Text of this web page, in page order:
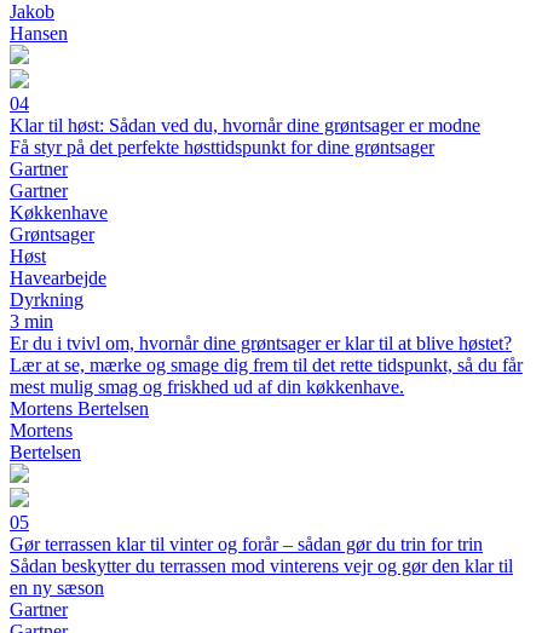
Jakob
Hansen
04
Klar til høst: Sådan ved du, hvornår dine grøntsager er modne
Få styr på det perfekte høsttidspunkt for dine grøntsager
Gartner
Gartner
Køkkenhave
Grøntsager
Høst
Havearbejde
Dyrkning
3 min
Er du i tvivl om, hvornår dine grøntsager er klar til at blive høstet?
Lær at se, mærke og smage dig frem til det rette tidspunkt, så du får
mest mulig smag og friskhed ud af din køkkenhave.
Mortens Bertelsen
Mortens
Bertelsen
05
Gør terrassen klar til vinter og forår – sådan gør du trin for trin
Sådan beskytter du terrassen mod vinterens vejr og gør den klar til
en ny sæson
Gartner